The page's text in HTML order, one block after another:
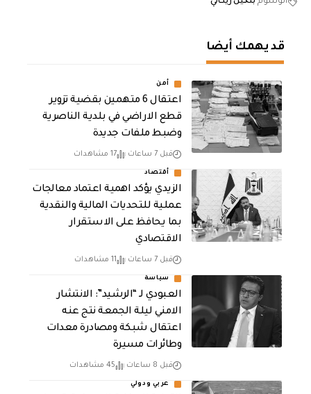
قد يهمك أيضا
أمن
اعتقال 6 متهمين بقضية تزوير
قطع الاراضي في بلدية الناصرية
وضبط ملفات جديدة
قبل 7 ساعات 17 مشاهدات
أقتصاد
الزيدي يؤكد اهمية اعتماد معالجات
عملية للتحديات المالية والنقدية
بما يحافظ على الاستقرار
الاقتصادي
قبل 7 ساعات 11 مشاهدات
سياسة
العبودي لـ “الرشيد”: الانتشار
الامني ليلة الجمعة نتج عنه
اعتقال شبكة ومصادرة معدات
وطائرات مسيرة
قبل 8 ساعات 45 مشاهدات
عربي ودولي